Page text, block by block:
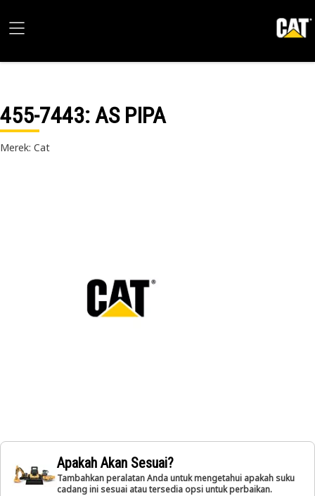
455-7443: AS PIPA
Merek: Cat
Apakah Akan Sesuai?
Tambahkan peralatan Anda untuk mengetahui apakah suku
cadang ini sesuai atau tersedia opsi untuk perbaikan.